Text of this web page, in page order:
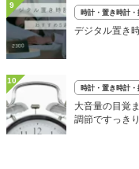
9
時計・置き時計
デジタル置き
10
時計・置き時計
大音量の目覚
調節ですっき